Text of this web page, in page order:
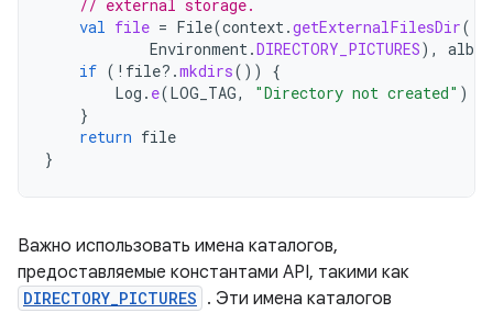
// external storage.
val file = File(context.getExternalFilesDir(
Environment.DIRECTORY_PICTURES),
if ( ! file?.mkdirs())
{
Log . e(LOG_TAG, "Directory not created" )
}
return file
}
Важно использовать имена каталогов,
предоставляемые константами API, такими как
DIRECTORY_PICTURES . Эти имена каталогов